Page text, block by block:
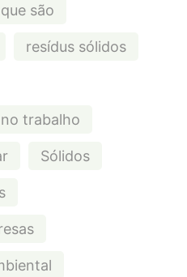
são
resídus sólidos
trabalho
Sólidos